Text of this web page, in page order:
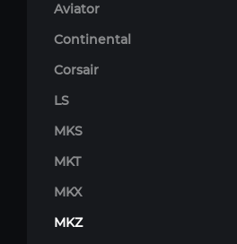
Aviator
Continental
Corsair
LS
MKS
MKT
MKX
MKZ